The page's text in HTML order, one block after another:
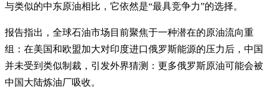
与类似的中东原油相比，它依然是“最具竞争力”的选择。
报告指出，全球石油市场目前聚焦于一种潜在的原油流向重
组：在美国和欧盟加大对印度进口俄罗斯能源的压力后，中国
并未受到类似制裁，引发外界猜测：更多俄罗斯原油可能会被
中国大陆炼油厂吸收。